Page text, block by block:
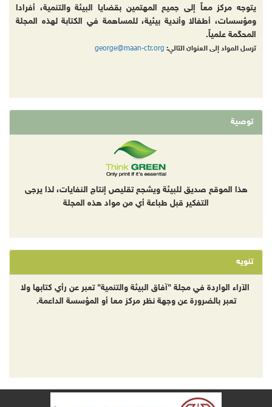
يتوجه مركز معاً إلى جميع المهتمين بقضايا البيئة والتنمية، أفرادا
ومؤسسات، أطفالا وأندية بيئية، للمساهمة في الكتابة لهذه المجلة
المحكّمة علمياً.
ترسل المواد إلى العنوان التالي: george@maan-ctr.org
توصية
هذا الموقع صديق للبيئة ويشجع تقليص إنتاج النفايات، لذا يرجى
التفكير قبل طباعة أي من مواد هذه المجلة
تنويه
الآراء الواردة في مجلة "آفاق البيئة والتنمية" تعبر عن رأي كتابها ولا
تعبر بالضرورة عن وجهة نظر مركز معا أو المؤسسة الداعمة.